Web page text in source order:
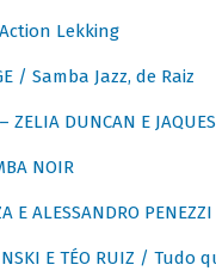
Action Lekking
/ Samba Jazz, de Raiz
ZELIA DUNCAN E
NOIR
E ALESSANDRO PENEZZI
E TÉO RUIZ /